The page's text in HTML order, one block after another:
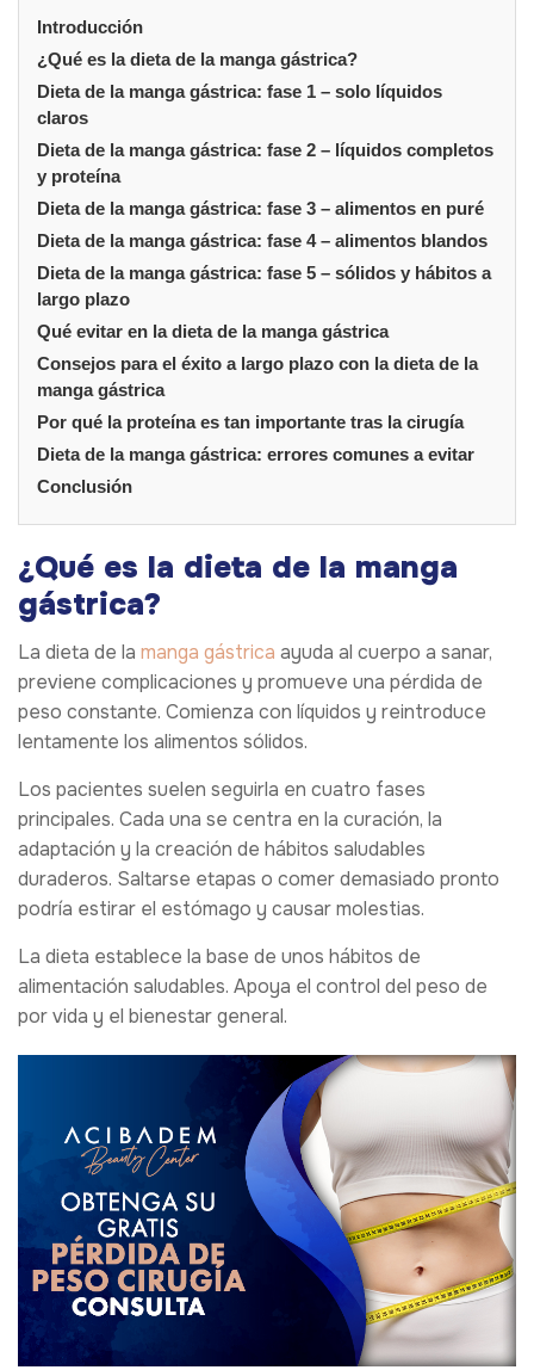
Introducción
¿Qué es la dieta de la manga gástrica?
Dieta de la manga gástrica: fase 1 – solo líquidos
claros
Dieta de la manga gástrica: fase 2 – líquidos completos
y proteína
Dieta de la manga gástrica: fase 3 – alimentos en puré
Dieta de la manga gástrica: fase 4 – alimentos blandos
Dieta de la manga gástrica: fase 5 – sólidos y hábitos a
largo plazo
Qué evitar en la dieta de la manga gástrica
Consejos para el éxito a largo plazo con la dieta de la
manga gástrica
Por qué la proteína es tan importante tras la cirugía
Dieta de la manga gástrica: errores comunes a evitar
Conclusión
¿Qué es la dieta de la manga
gástrica?
La dieta de la manga gástrica ayuda al cuerpo a sanar,
previene complicaciones y promueve una pérdida de
peso constante. Comienza con líquidos y reintroduce
lentamente los alimentos sólidos.
Los pacientes suelen seguirla en cuatro fases
principales. Cada una se centra en la curación, la
adaptación y la creación de hábitos saludables
duraderos. Saltarse etapas o comer demasiado pronto
podría estirar el estómago y causar molestias.
La dieta establece la base de unos hábitos de
alimentación saludables. Apoya el control del peso de
por vida y el bienestar general.